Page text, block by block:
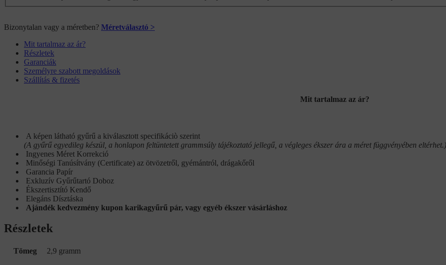
Bizonytalan vagy a méretben? Méretválasztó >
Mit tartalmaz az ár?
Részletek
Garanciák
Személyre szabott megoldások
Szállítás & fizetés
Mit tartalmaz az ár?
A képen látható gyűrű a kiválasztott specifikáciò szerint
(A gyűrű egyedileg készül, a honlapon feltüntetett grammsúly tájékoztató jellegű, a végleges ékszer ára a méret függvényében eltérhet.)
Ingyenes Méret Korrekció
Minőségi Tanúsítvány (Certificate) az ötvözetről, gyémántról, drágakőről
Garancia Papír
Exkluzív Gyűrűtartó Doboz
Ékszertisztító Kendő
Elegáns Dísztáska
Ajándék kedvezmény kupon karikagyűrű pár, vagy egyéb ékszer vásárláshoz
Részletek
Tömeg 2,9 gramm